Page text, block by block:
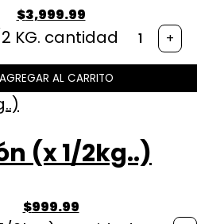
$3,999.99
2 KG. cantidad +
AGREGAR AL CARRITO
(x 1/2kg..)
$999.99